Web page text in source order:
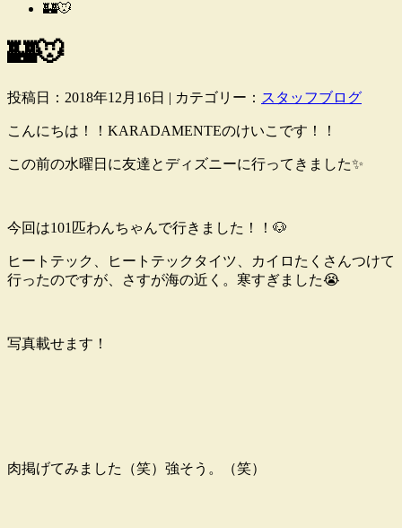
🏰🐭
🏰🐭
投稿日：2018年12月16日 | カテゴリー： スタッフブログ
こんにちは！！KARADAMENTEのけいこです！！
この前の水曜日に友達とディズニーに行ってきました✨
今回は101匹わんちゃんで行きました！！🐶
ヒートテック、ヒートテックタイツ、カイロたくさんつけて
行ったのですが、さすが海の近く。寒すぎました😭
写真載せます！
肉掲げてみました（笑）強そう。（笑）